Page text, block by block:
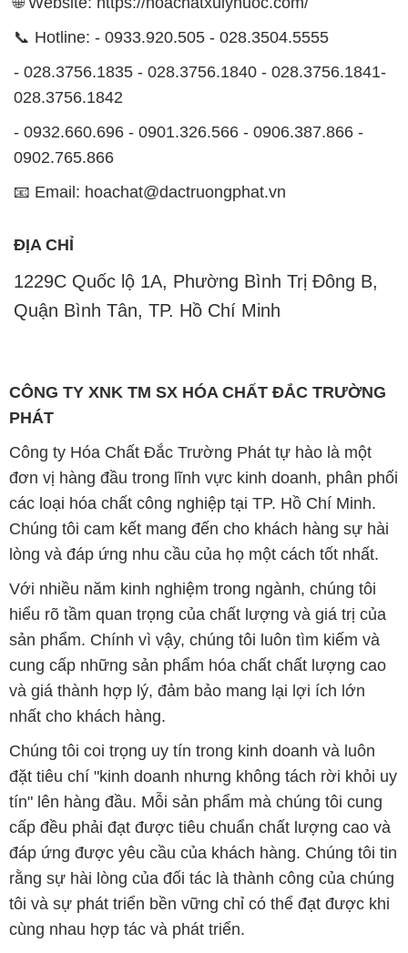
📞 Hotline: - 0933.920.505 - 028.3504.5555
- 028.3756.1835 - 028.3756.1840 - 028.3756.1841-
028.3756.1842
- 0932.660.696 - 0901.326.566 - 0906.387.866 -
0902.765.866
📧 Email: hoachat@dactruongphat.vn
ĐỊA CHỈ
1229C Quốc lộ 1A, Phường Bình Trị Đông B,
Quận Bình Tân, TP. Hồ Chí Minh
CÔNG TY XNK TM SX HÓA CHẤT ĐẮC TRƯỜNG
PHÁT
Công ty Hóa Chất Đắc Trường Phát tự hào là một
đơn vị hàng đầu trong lĩnh vực kinh doanh, phân phối
các loại hóa chất công nghiệp tại TP. Hồ Chí Minh.
Chúng tôi cam kết mang đến cho khách hàng sự hài
lòng và đáp ứng nhu cầu của họ một cách tốt nhất.
Với nhiều năm kinh nghiệm trong ngành, chúng tôi
hiểu rõ tầm quan trọng của chất lượng và giá trị của
sản phẩm. Chính vì vậy, chúng tôi luôn tìm kiếm và
cung cấp những sản phẩm hóa chất chất lượng cao
và giá thành hợp lý, đảm bảo mang lại lợi ích lớn
nhất cho khách hàng.
Chúng tôi coi trọng uy tín trong kinh doanh và luôn
đặt tiêu chí "kinh doanh nhưng không tách rời khỏi uy
tín" lên hàng đầu. Mỗi sản phẩm mà chúng tôi cung
cấp đều phải đạt được tiêu chuẩn chất lượng cao và
đáp ứng được yêu cầu của khách hàng. Chúng tôi tin
rằng sự hài lòng của đối tác là thành công của chúng
tôi và sự phát triển bền vững chỉ có thể đạt được khi
cùng nhau hợp tác và phát triển.